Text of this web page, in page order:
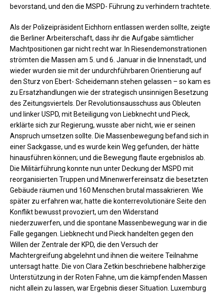
bevorstand, und den die MSPD- Führung zu verhindern trachtete.
Als der Polizeipräsident Eichhorn entlassen werden sollte, zeigte
die Berliner Arbeiterschaft, dass ihr die Aufgabe sämtlicher
Machtpositionen gar nicht recht war. In Riesendemonstrationen
strömten die Massen am 5. und 6. Januar in die Innenstadt, und
wieder wurden sie mit der undurchführbaren Orientierung auf
den Sturz von Ebert- Scheidemann stehen gelassen – so kam es
zu Ersatzhandlungen wie der strategisch unsinnigen Besetzung
des Zeitungsviertels. Der Revolutionsausschuss aus Obleuten
und linker USPD, mit Beteiligung von Liebknecht und Pieck,
erklärte sich zur Regierung, wusste aber nicht, wie er seinen
Anspruch umsetzen sollte. Die Massenbewegung befand sich in
einer Sackgasse, und es wurde kein Weg gefunden, der hätte
hinausführen können; und die Bewegung flaute ergebnislos ab.
Die Militärführung konnte nun unter Deckung der MSPD mit
reorganisierten Truppen und Minenwerfereinsatz die besetzten
Gebäude räumen und 160 Menschen brutal massakrieren. Wie
später zu erfahren war, hatte die konterrevolutionäre Seite den
Konflikt bewusst provoziert, um den Widerstand
niederzuwerfen, und die spontane Massenbewegung war in die
Falle gegangen. Liebknecht und Pieck handelten gegen den
Willen der Zentrale der KPD, die den Versuch der
Machtergreifung abgelehnt und ihnen die weitere Teilnahme
untersagt hatte. Die von Clara Zetkin beschriebene halbherzige
Unterstützung in der Roten Fahne, um die kämpfenden Massen
nicht allein zu lassen, war Ergebnis dieser Situation. Luxemburg